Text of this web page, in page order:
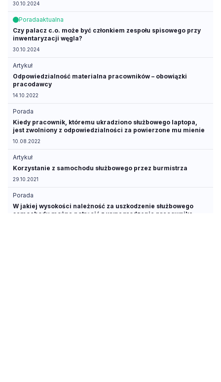
30.10.2024
Poradaaktualna
Czy palacz c.o. może być członkiem zespołu spisowego przy
inwentaryzacji węgla?
30.10.2024
Artykuł
Odpowiedzialność materialna pracowników – obowiązki
pracodawcy
14.10.2022
Porada
Kiedy pracownik, któremu ukradziono służbowego laptopa,
jest zwolniony z odpowiedzialności za powierzone mu mienie
10.08.2022
Artykuł
Korzystanie z samochodu służbowego przez burmistrza
29.10.2021
Porada
W jakiej wysokości należność za uszkodzenie służbowego
samochodu można potrącić z wynagrodzenia pracownika